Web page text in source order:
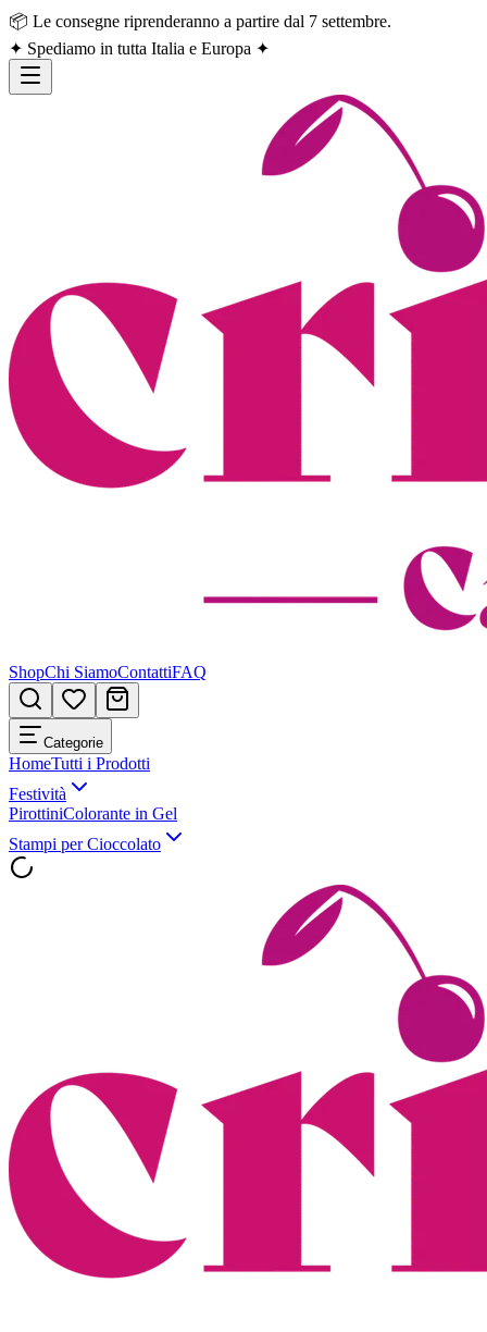
📦 Le consegne riprenderanno a partire dal 7 settembre.
✦ Spediamo in tutta Italia e Europa ✦
ShopChi SiamoContattiFAQ
Categorie
HomeTutti i Prodotti
Festività
PirottiniColorante in Gel
Stampi per Cioccolato